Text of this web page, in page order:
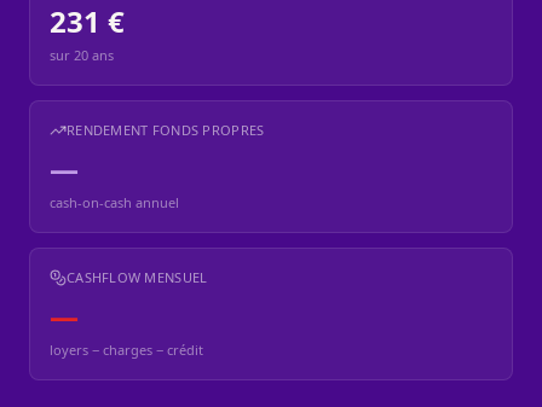
231 €
sur 20 ans
RENDEMENT FONDS PROPRES
—
cash-on-cash annuel
CASHFLOW MENSUEL
—
loyers − charges − crédit